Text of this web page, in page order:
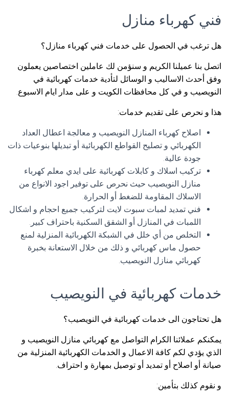
فني كهرباء منازل
هل ترغب في الحصول على خدمات فني كهرباء منازل؟
اتصل بنا عميلنا الكريم و سنؤمن لك عاملين اختصاصين يعملون
وفق أحدث الاساليب و الوسائل لتأدية خدمات كهربائية في
النويصيب و في كل محافظات الكويت و على مدار ايام الاسبوع.
هذا و نحرص على تقديم خدمات:
اصلاح كهرباء المنازل النويصيب و معالجة اعطال العداد
الكهربائي و تصليح القواطع الكهربائية أو تبديلها بنوعيات ذات
جودة عالية.
تركيب اسلاك و كابلات كهربائية على ايدي معلم كهرباء
منازل النويصيب حيث نحرص على توفير اجود الانواع من
الاسلاك المقاومة للضغط أو الحرارة.
فني تمديد لمبات سبوت لايت لتركيب جميع احجام و اشكال
اللمبات في المنازل أو الشقق السكنية باحتراف كبير.
التخلص من أي خلل في الشبكة الكهربائية المنزلية لمنع
حصول ماس كهربائي و ذلك من خلال الاستعانة بخبرة
كهربائي منازل النويصيب.
خدمات كهربائية في النويصيب
هل تحتاجون الى خدمات كهربائية في النويصيب؟
يمكنكم عملائنا الكرام التواصل مع كهربائي منازل النويصيب و
الذي يؤدي لكم كافة الاعمال و الخدمات الكهربائية المنزلية من
صيانة أو اصلاح أو تمديد أو توصيل بمهارة و احتراف.
و نقوم كذلك بتأمين: